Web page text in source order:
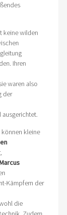
keine wilden
Ihren
waren also
der
kleine
Kämpfern der
die